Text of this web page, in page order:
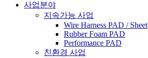
사업분야
지속가능 사업
Wire Harness PAD / Sheet
Rubber Foam PAD
Performance PAD
친환경 사업